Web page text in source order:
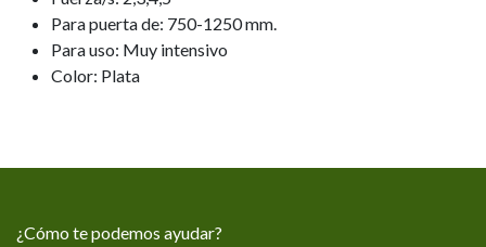
Para puerta de: 750-1250 mm.
Para uso: Muy intensivo
Color: Plata
¿Cómo te podemos ayudar?